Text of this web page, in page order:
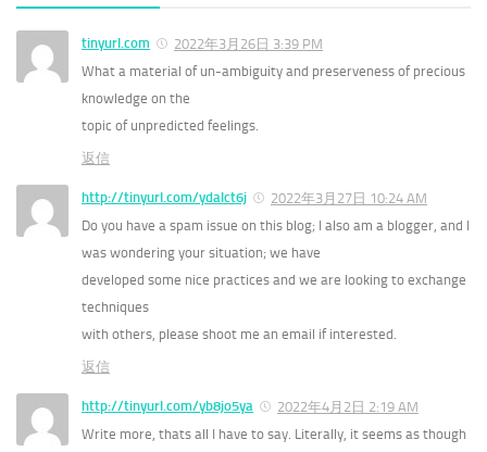
tinyurl.com
2022年3月26日 3:39 PM
What a material of un-ambiguity and preserveness of precious
knowledge on the
topic of unpredicted feelings.
返信
http://tinyurl.com/ydalct6j
2022年3月27日 10:24 AM
Do you have a spam issue on this blog; I also am a blogger, and I
was wondering your situation; we have
developed some nice practices and we are looking to exchange
techniques
with others, please shoot me an email if interested.
返信
http://tinyurl.com/yb8jo5ya
2022年4月2日 2:19 AM
Write more, thats all I have to say. Literally, it seems as though